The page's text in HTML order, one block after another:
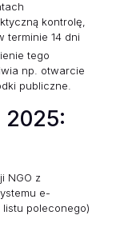
kontrolę,
terminie 14 dni
tego
np. otwarcie
publiczne.
2025:
NGO z
e-
poleconego)